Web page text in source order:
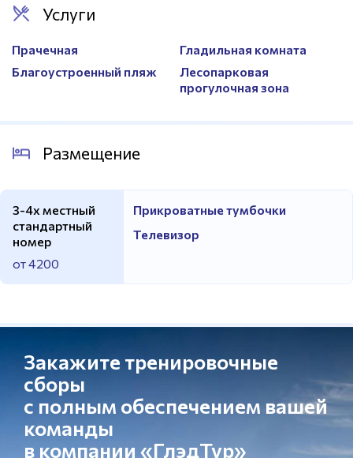
Услуги
Прачечная
Гладильная комната
Благоустроенный пляж
Лесопарковая
прогулочная зона
Размещение
3-4х местный
стандартный
номер
от 4200
Прикроватные тумбочки
Телевизор
Закажите тренировочные
сборы
с полным обеспечением вашей
команды
в компании «ГлэдТур»